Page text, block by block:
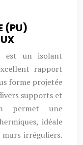
(PU)
est un isolant
rapport
forme projetée
supports et
permet une
idéale
irréguliers.